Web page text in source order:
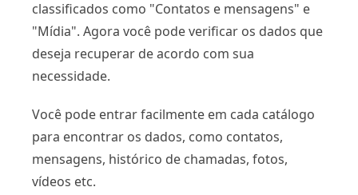
classificados como "Contatos e mensagens" e
"Mídia". Agora você pode verificar os dados que
deseja recuperar de acordo com sua
necessidade.
Você pode entrar facilmente em cada catálogo
para encontrar os dados, como contatos,
mensagens, histórico de chamadas, fotos,
vídeos etc.